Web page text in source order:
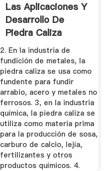
Las Aplicaciones Y
Desarrollo De
Piedra Caliza
2. En la industria de
fundición de metales, la
piedra caliza se usa como
fundente para fundir
arrabio, acero y metales no
ferrosos. 3, en la industria
química, la piedra caliza se
utiliza como materia prima
para la producción de sosa,
carburo de calcio, lejía,
fertilizantes y otros
productos químicos. 4.